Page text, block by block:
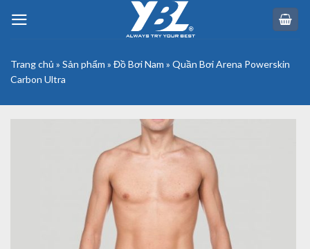
Trang chủ » Sản phẩm » Đồ Bơi Nam » Quần Bơi Arena Powerskin
Carbon Ultra